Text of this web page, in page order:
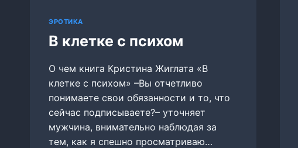
ЭРОТИКА
В клетке с психом
О чем книга Кристина Жиглата «В
клетке с психом» –Вы отчетливо
понимаете свои обязанности и то, что
сейчас подписываете?– уточняет
мужчина, внимательно наблюдая за
тем, как я спешно просматриваю…